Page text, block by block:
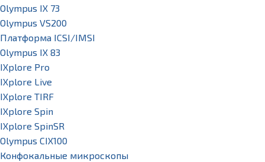
Olympus IX 73
Olympus VS200
Платформа ICSI/IMSI
Olympus IX 83
IXplore Pro
IXplore Live
IXplore TIRF
IXplore Spin
IXplore SpinSR
Olympus CIX100
Конфокальные микроскопы